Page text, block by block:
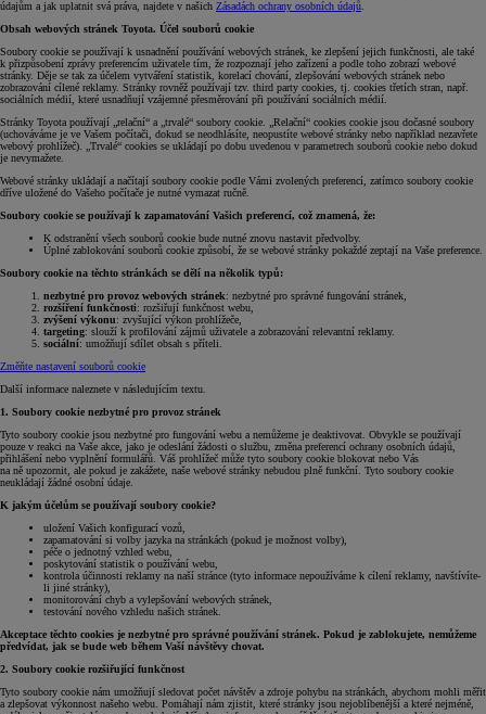
údajům a jak uplatnit svá práva, najdete v našich Zásadách ochrany osobních údajů
Obsah webových stránek Toyota. Účel souborů cookie
Soubory cookie se používají k usnadnění používání webových stránek, ke zlepšení jejich funkčnosti, ale také
k přizpůsobení zprávy preferencím uživatele tím, že rozpoznají jeho zařízení a podle toho zobrazí webové
stránky. Děje se tak za účelem vytváření statistik, korelací chování, zlepšování webových stránek nebo
zobrazování cílené reklamy. Stránky rovněž používají tzv. third party cookies, tj. cookies třetích stran, např.
sociálních médií, které usnadňují vzájemné přesměrování při používání sociálních médií.
Stránky Toyota používají „relační“ a „trvalé“ soubory cookie. „Relační“ cookies cookie jsou dočasné soubory
(uchováváme je ve Vašem počítači, dokud se neodhlásíte, neopustíte webové stránky nebo například nezavřete
webový prohlížeč). „Trvalé“ cookies se ukládají po dobu uvedenou v parametrech souborů cookie nebo dokud
je nevymažete.
Webové stránky ukládají a načítají soubory cookie podle Vámi zvolených preferencí, zatímco soubory cookie
dříve uložené do Vašeho počítače je nutné vymazat ručně.
Soubory cookie se používají k zapamatování Vašich preferencí, což znamená, že:
K odstranění všech souborů cookie bude nutné znovu nastavit předvolby.
Úplné zablokování souborů cookie způsobí, že se webové stránky pokaždé zeptají na Vaše preference.
Soubory cookie na těchto stránkách se dělí na několik typů:
nezbytné pro provoz webových stránek: nezbytné pro správné fungování stránek,
rozšíření funkčnosti: rozšiřují funkčnost webu,
zvýšení výkonu: zvyšující výkon prohlížeče,
targeting: slouží k profilování zájmů uživatele a zobrazování relevantní reklamy.
sociální: umožňují sdílet obsah s příteli.
Změňte nastavení souborů cookie
Další informace naleznete v následujícím textu.
1. Soubory cookie nezbytné pro provoz stránek
Tyto soubory cookie jsou nezbytné pro fungování webu a nemůžeme je deaktivovat. Obvykle se používají
pouze v reakci na Vaše akce, jako je odeslání žádosti o službu, změna preferencí ochrany osobních údajů,
přihlášení nebo vyplnění formulářů. Váš prohlížeč může tyto soubory cookie blokovat nebo Vás
na ně upozornit, ale pokud je zakážete, naše webové stránky nebudou plně funkční. Tyto soubory cookie
neukládají žádné osobní údaje.
K jakým účelům se používají soubory cookie?
uložení Vašich konfigurací vozů,
zapamatování si volby jazyka na stránkách (pokud je možnost volby),
péče o jednotný vzhled webu,
poskytování statistik o používání webu,
kontrola účinnosti reklamy na naší stránce (tyto informace nepoužíváme k cílení reklamy, navštívíte-
li jiné stránky),
monitorování chyb a vylepšování webových stránek,
testování nového vzhledu našich stránek.
Akceptace těchto cookies je nezbytné pro správné používání stránek. Pokud je zablokujete, nemůžeme
předvídat, jak se bude web během Vaší návštěvy chovat.
2. Soubory cookie rozšiřující funkčnost
Tyto soubory cookie nám umožňují sledovat počet návštěv a zdroje pohybu na stránkách, abychom mohli měřit
a zlepšovat výkonnost našeho webu. Pomáhají nám zjistit, které stránky jsou nejoblíbenější a které nejméně,